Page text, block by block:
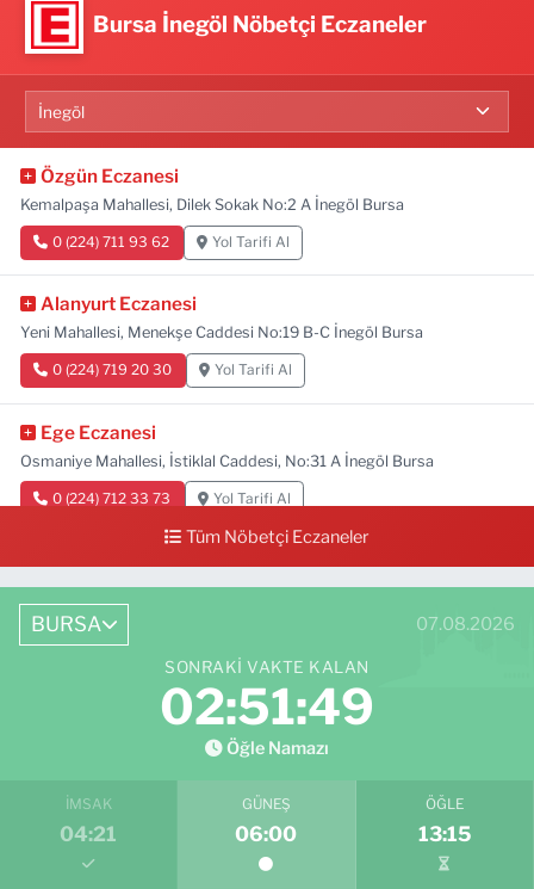
Bursa İnegöl Nöbetçi Eczaneler
Özgün Eczanesi
Kemalpaşa Mahallesi, Dilek Sokak No:2 A İnegöl Bursa
0 (224) 711 93 62 Yol Tarifi Al
Alanyurt Eczanesi
Yeni Mahallesi, Menekşe Caddesi No:19 B-C İnegöl Bursa
0 (224) 719 20 30 Yol Tarifi Al
Ege Eczanesi
Osmaniye Mahallesi, İstiklal Caddesi, No:31 A İnegöl Bursa
0 (224) 712 33 73 Yol Tarifi Al
Tüm Nöbetçi Eczaneler
BURSA 07.08.2026
SONRAKI VAKTE KALAN
02:51:48
Öğle Namazı
İMSAK
04:21
GÜNEŞ
06:00
ÖĞLE
13:15